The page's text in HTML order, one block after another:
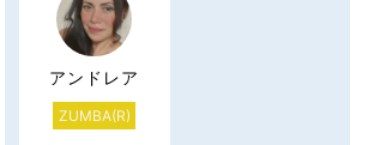
アンドレア
ZUMBA(R)